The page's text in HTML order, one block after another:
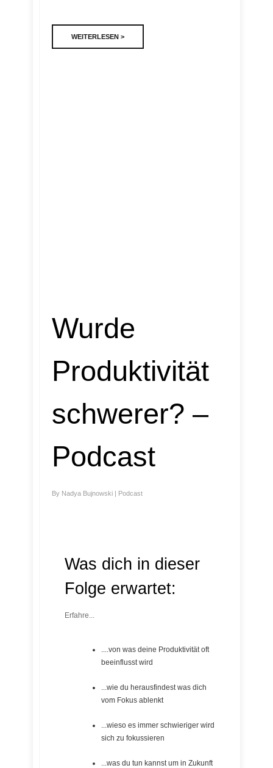
WEITERLESEN >
Wurde
Produktivität
schwerer? –
Podcast
By Nadya Bujnowski | Podcast
Was dich in dieser
Folge erwartet:
Erfahre...
....von was deine Produktivität oft
beeinflusst wird
...wie du herausfindest was dich
vom Fokus ablenkt
...wieso es immer schwieriger wird
sich zu fokussieren
...was du tun kannst um in Zukunft